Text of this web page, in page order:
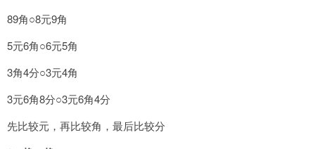
89角○8元9角
5元6角○6元5角
3角4分○3元4角
3元6角8分○3元6角4分
先比较元，再比较角，最后比较分